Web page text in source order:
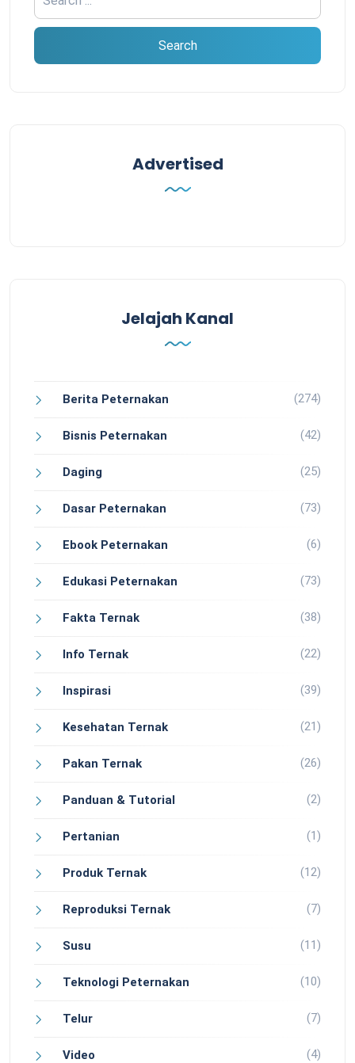
Advertised
Jelajah Kanal
Berita Peternakan (274)
Bisnis Peternakan (42)
Daging (25)
Dasar Peternakan (73)
Ebook Peternakan (6)
Edukasi Peternakan (73)
Fakta Ternak (38)
Info Ternak (22)
Inspirasi (39)
Kesehatan Ternak (21)
Pakan Ternak (26)
Panduan & Tutorial (2)
Pertanian (1)
Produk Ternak (12)
Reproduksi Ternak (7)
Susu (11)
Teknologi Peternakan (10)
Telur (7)
Video (4)